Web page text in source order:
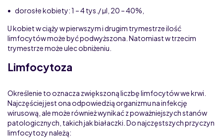
• dorosłe kobiety: 1 – 4 tys./ µl, 20 – 40%,
U kobiet w ciąży w pierwszym i drugim trymestrze ilość
limfocytów może być podwyższona. Natomiast w trzecim
trymestrze może ulec obniżeniu.
Limfocytoza
Określenie to oznacza zwiększoną liczbę limfocytów we krwi.
Najczęściej jest ona odpowiedzią organizmu na infekcję
wirusową, ale może również wynikać z poważniejszych stanów
patologicznych, takich jak białaczki. Do najczęstszych przyczyn
limfocytozy należą: